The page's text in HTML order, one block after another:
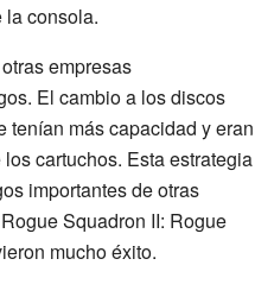
la consola.
empresas
El cambio a los discos
tenían más capacidad y eran
cartuchos. Esta estrategia
importantes de otras
Squadron II: Rogue
mucho éxito.